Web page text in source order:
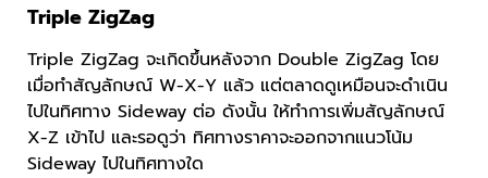
Triple ZigZag
Triple ZigZag จะเกิดขึ้นหลังจาก Double ZigZag โดย
เมื่อทำสัญลักษณ์ W-X-Y แล้ว แต่ตลาดดูเหมือนจะดำเนิน
ไปในทิศทาง Sideway ต่อ ดังนั้น ให้ทำการเพิ่มสัญลักษณ์
X-Z เข้าไป และรอดูว่า ทิศทางราคาจะออกจากแนวโน้ม
Sideway ไปในทิศทางใด